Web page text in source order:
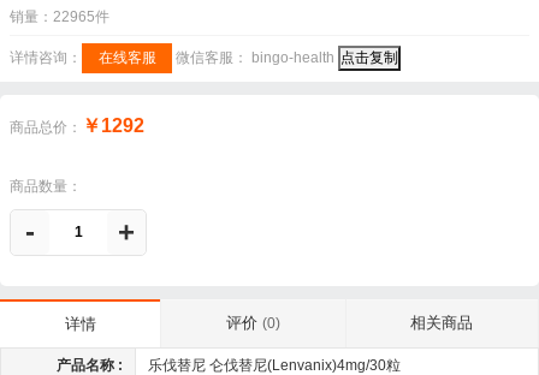
销量：22965件
详情咨询： 在线客服 微信客服： bingo-health 点击复制
商品总价： ￥1292
商品数量：
- +
详情 评价 (0) 相关商品
产品名称 : 乐伐替尼 仑伐替尼(Lenvanix)4mg/30粒